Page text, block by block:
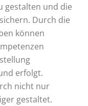
gestalten und die
Durch die
können
erfolgt.
nicht nur
gestaltet.